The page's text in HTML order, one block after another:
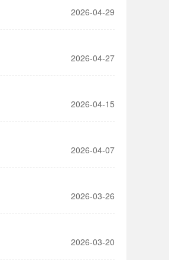
2026-04-29
2026-04-27
2026-04-15
2026-04-07
2026-03-26
2026-03-20